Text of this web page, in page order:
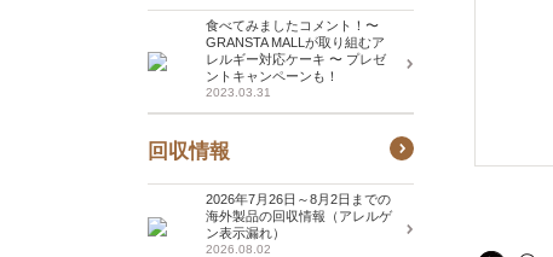
食べてみましたコメント！〜
GRANSTA MALLが取り組むア
レルギー対応ケーキ 〜 プレゼ
ントキャンペーンも！
2023.03.31
回収情報
2026年7月26日～8月2日までの
海外製品の回収情報（アレルゲ
ン表示漏れ）
2026.08.02